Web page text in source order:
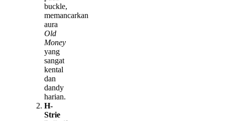
buckle,
memancarkan
aura
Old
Money
yang
sangat
kental
dan
dandy
harian.
H-
Strie